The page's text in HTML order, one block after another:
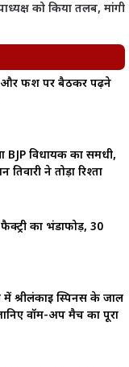
को किया तलब, मांगी
और फर्श पर बैठकर पढ़ने
BJP विधायक का समधी,
ने तोड़ा रिश्ता
का भंडाफोड़, 30
श्रीलंकाई स्पिनर्स के जाल
वॉर्म-अप मैच का पूरा